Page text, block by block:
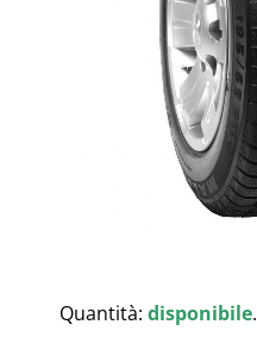
Quantità: disponibile.